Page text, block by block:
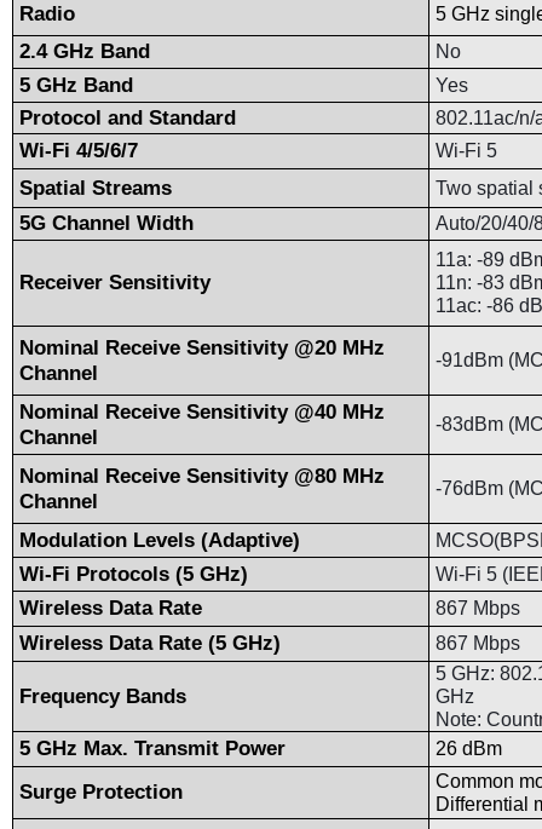
Radio 5 GHz
2.4 GHz Band No
5 GHz Band Yes
Protocol and Standard 802.11ac/n/
Wi-Fi 4/5/6/7 Wi-Fi 5
Spatial Streams Two spatial
5G Channel Width Auto/20/40/
Receiver Sensitivity
11a: -89
11n: -83
11ac: -86
Nominal Receive Sensitivity @20 MHz
Channel
-91dBm
Nominal Receive Sensitivity @40 MHz
Channel
-83dBm
Nominal Receive Sensitivity @80 MHz
Channel
-76dBm
Modulation Levels (Adaptive)
Wi-Fi Protocols (5 GHz) Wi-Fi 5
Wireless Data Rate 867 Mbps
Wireless Data Rate (5 GHz) 867 Mbps
Frequency Bands
5 GHz:
GHz
Note:
5 GHz Max. Transmit Power 26 dBm
Surge Protection
Common
Differential